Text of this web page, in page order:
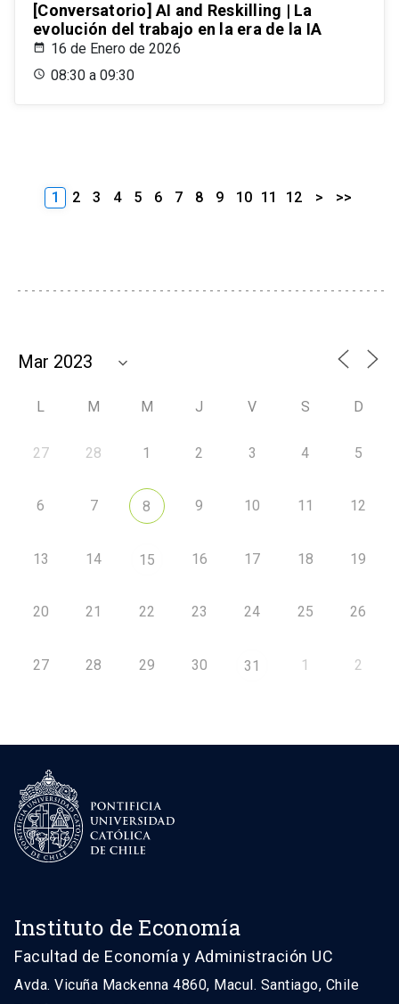
[Conversatorio] AI and Reskilling | La
evolución del trabajo en la era de la IA
16 de Enero de 2026
08:30 a 09:30
1 2 3 4 5 6 7 8 9 10 11 12 > >>
L M M J V S D
27 28 1 2 3 4 5
6 7 8 9 10 11 12
13 14 15 16 17 18 19
20 21 22 23 24 25 26
27 28 29 30 31 1 2
Instituto de Economía
Facultad de Economía y Administración UC
Avda. Vicuña Mackenna 4860, Macul. Santiago, Chile